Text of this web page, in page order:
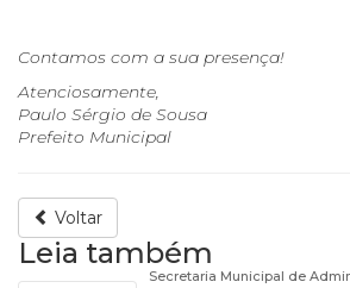
Contamos com a sua presença!
Atenciosamente,
Paulo Sérgio de Sousa
Prefeito Municipal
Voltar
Leia também
Secretaria Municipal de